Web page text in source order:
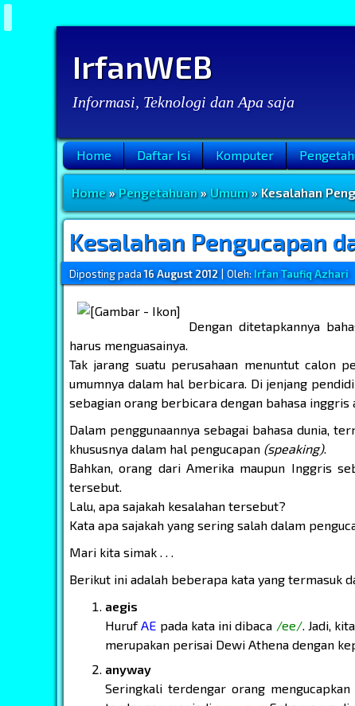
IrfanWEB
Informasi, Teknologi dan Apa saja
Menu Utama
Home Daftar Isi Komputer
Home»Pengetahuan»Umum» Kesalahan
Kesalahan Pengucapan
Diposting pada16 August 2012 Oleh:Irfan Taufiq Azhari
Dengan ditetapkannya
harus menguasainya.
Tak jarang suatu perusahaan menuntut calon
umumnya dalam hal berbicara. Di jenjang
sebagian orang berbicara dengan bahasa inggris
Dalam penggunaannya sebagai bahasa dunia,
khususnya dalam hal pengucapan (speaking).
Bahkan, orang dari Amerika maupun Inggris
tersebut.
Lalu, apa sajakah kesalahan tersebut?
Kata apa sajakah yang sering salah dalam
Mari kita simak . . .
Berikut ini adalah beberapa kata yang termasuk
aegis
HurufAE pada kata ini dibaca /ee/. Jadi,
merupakan perisai Dewi Athena dengan
anyway
Seringkali terdengar orang